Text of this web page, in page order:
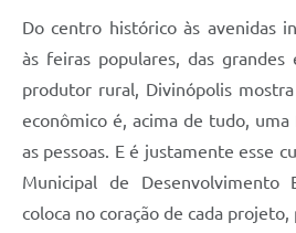
Do centro histórico às avenidas
às feiras populares, das grandes
produtor rural, Divinópolis
econômico é, acima de tudo,
as pessoas. E é justamente esse
Municipal de Desenvolvimento
coloca no coração de cada projeto,